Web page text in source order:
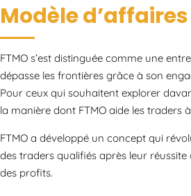
Modèle
FTMO s’est distinguée comme une
dépasse les frontières grâce à son
Pour ceux qui souhaitent explorer
la manière dont FTMO aide les traders
FTMO a développé un concept qui
des traders qualifiés après leur
des profits.